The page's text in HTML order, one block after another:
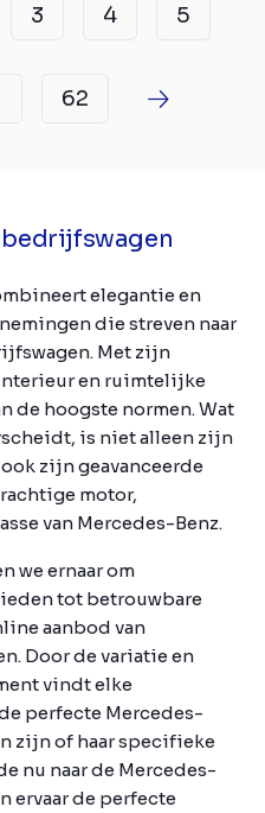
3 4 5
62
bedrijfswagen
elegantie en
die streven naar
Met zijn
en ruimtelijke
de hoogste normen. Wat
is niet alleen zijn
zijn geavanceerde
motor,
van Mercedes-Benz.
we ernaar om
tot betrouwbare
aanbod van
Door de variatie en
vindt elke
perfecte Mercedes-
zijn of haar specifieke
nu naar de Mercedes-
ervaar de perfecte